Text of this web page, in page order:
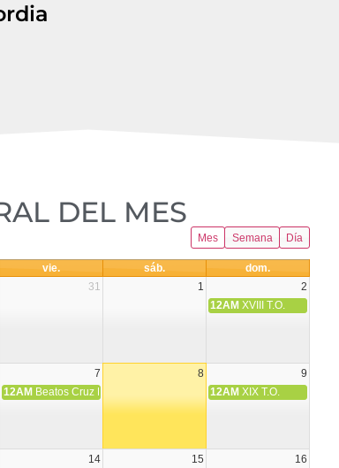
DEL MES​
Mes Semana Día
vie. sáb.
dom.
31 1
2
12AM XVIII T.O.
7 8
9
del Señor
12AM Beatos Cruz Laplana, obispo, y Fernando Español, presbítero,
12AM XIX T.O.
14 15
16